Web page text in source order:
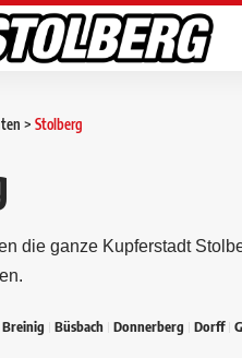
> Stolberg
die ganze Kupferstadt
Breinig Büsbach Donnerberg Dorff